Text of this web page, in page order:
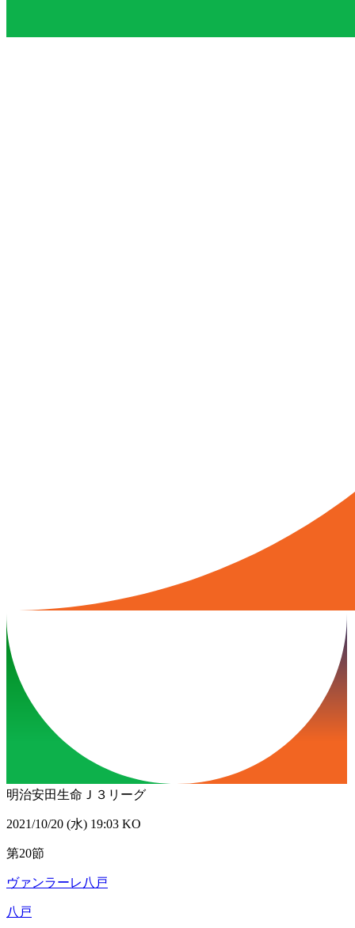
明治安田生命Ｊ３リーグ
2021/10/20 (水) 19:03 KO
第20節
ヴァンラーレ八戸
八戸